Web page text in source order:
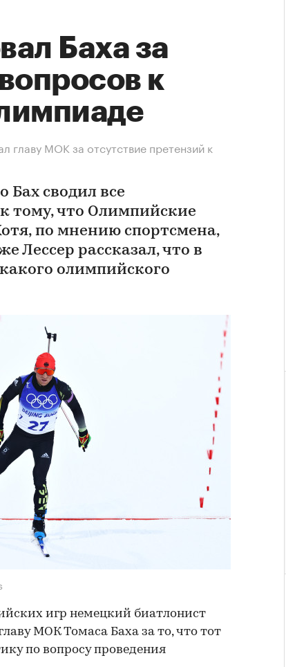
Баха за
к
главу МОК за отсутствие претензий к
Бах сводил все
тому, что Олимпийские
по мнению спортсмена,
Лессер рассказал, что в
олимпийского
игр немецкий биатлонист
МОК Томаса Баха за то, что тот
по вопросу проведения